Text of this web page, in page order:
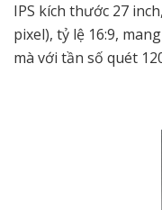
IPS kích thước 27
pixel), tỷ lệ 16:9,
mà với tần số quét